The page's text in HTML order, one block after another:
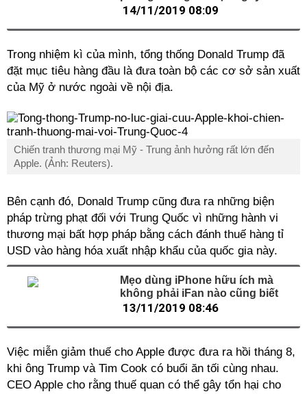
14/11/2019 08:09
Trong nhiệm kì của mình, tổng thống Donald Trump đã
đặt mục tiêu hàng đầu là đưa toàn bộ các cơ sở sản xuất
của Mỹ ở nước ngoài về nội địa.
Chiến tranh thương mại Mỹ - Trung ảnh hưởng rất lớn đến
Apple. (Ảnh: Reuters).
Bên cạnh đó, Donald Trump cũng đưa ra những biện
pháp trừng phạt đối với Trung Quốc vì những hành vi
thương mại bất hợp pháp bằng cách đánh thuế hàng tỉ
USD vào hàng hóa xuất nhập khẩu của quốc gia này.
Mẹo dùng iPhone hữu ích mà
không phải iFan nào cũng biết
13/11/2019 08:46
Việc miễn giảm thuế cho Apple được đưa ra hồi tháng 8,
khi ông Trump và Tim Cook có buổi ăn tối cùng nhau.
CEO Apple cho rằng thuế quan có thể gây tổn hại cho